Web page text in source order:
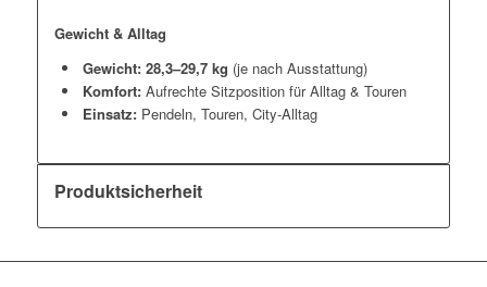
Gewicht & Alltag
Gewicht: 28,3–29,7 kg (je nach Ausstattung)
Komfort:Aufrechte Sitzposition für Alltag & Touren
Einsatz:Pendeln, Touren, City-Alltag
Produktsicherheit